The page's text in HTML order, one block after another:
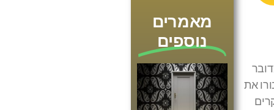
את
מאמרים
נוספים